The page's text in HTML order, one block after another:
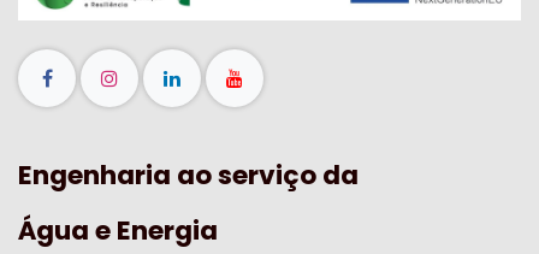
Engenharia ao serviço da
Água e Energia